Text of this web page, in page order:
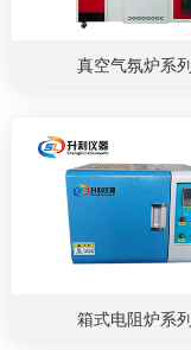
真空气氛炉系列
箱式电阻炉系列